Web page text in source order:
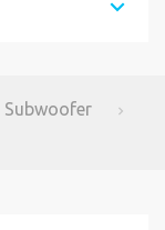
Subwoofer